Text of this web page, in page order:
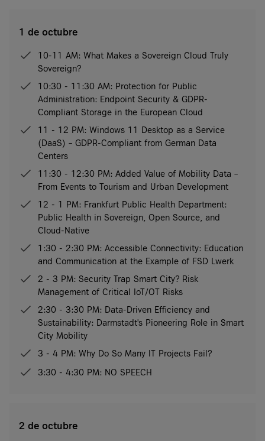
1 de octubre
10-11 AM: What Makes a Sovereign Cloud Truly
Sovereign?
10:30 - 11:30 AM: Protection for Public
Administration: Endpoint Security & GDPR-
Compliant Storage in the European Cloud
11 - 12 PM: Windows 11 Desktop as a Service
(DaaS) – GDPR-Compliant from German Data
Centers
11:30 - 12:30 PM: Added Value of Mobility Data –
From Events to Tourism and Urban Development
12 - 1 PM: Frankfurt Public Health Department:
Public Health in Sovereign, Open Source, and
Cloud-Native
1:30 - 2:30 PM: Accessible Connectivity: Education
and Communication at the Example of FSD Lwerk
2 - 3 PM: Security Trap Smart City? Risk
Management of Critical IoT/OT Risks
2:30 - 3:30 PM: Data-Driven Efficiency and
Sustainability: Darmstadt's Pioneering Role in Smart
City Mobility
3 - 4 PM: Why Do So Many IT Projects Fail?
3:30 - 4:30 PM: NO SPEECH
2 de octubre